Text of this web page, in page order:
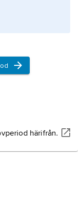
härifrån.